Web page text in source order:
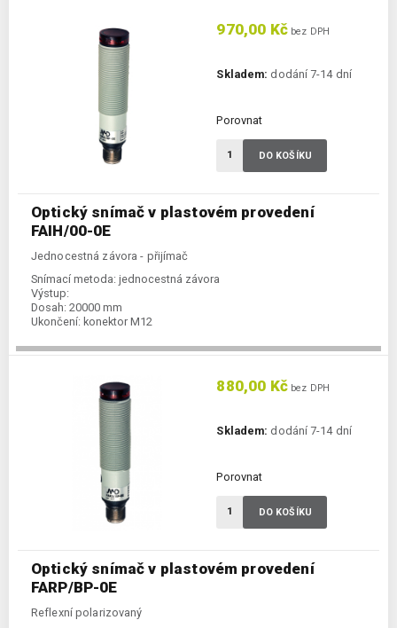
Optický snímač v plastovém provedení
FAIH/00-0E
Jednocestná závora - přijímač
Snímací metoda: jednocestná závora
Výstup:
Dosah: 20000 mm
Ukončení: konektor M12
970,00 Kč bez DPH
Skladem: dodání 7-14 dní
Porovnat
DO KOŠÍKU
Optický snímač v plastovém provedení
FARP/BP-0E
Reflexní polarizovaný
880,00 Kč bez DPH
Skladem: dodání 7-14 dní
Porovnat
DO KOŠÍKU